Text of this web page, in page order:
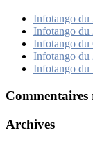
Infotango du
Infotango du
Infotango du
Infotango du
Infotango du
Commentaires
Archives